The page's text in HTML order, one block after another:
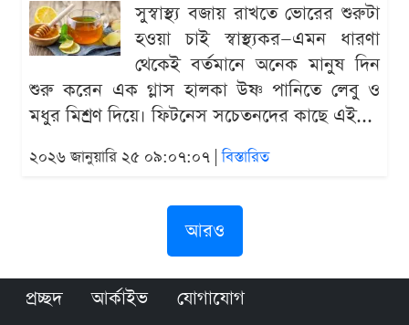
সুস্বাস্থ্য বজায় রাখতে ভোরের শুরুটা
হওয়া চাই স্বাস্থ্যকর—এমন ধারণা
থেকেই বর্তমানে অনেক মানুষ দিন
শুরু করেন এক গ্লাস হালকা উষ্ণ পানিতে লেবু ও
মধুর মিশ্রণ দিয়ে। ফিটনেস সচেতনদের কাছে এই...
২০২৬ জানুয়ারি ২৫ ০৯:০৭:০৭ |বিস্তারিত
আরও
প্রচ্ছদ আর্কাইভ যোগাযোগ